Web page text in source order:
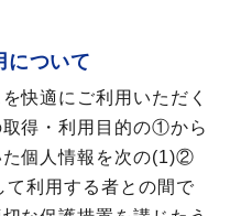
について
快適にご利用いただく
得・利用目的の①から
個人情報を次の(1)②
利用する者との間で